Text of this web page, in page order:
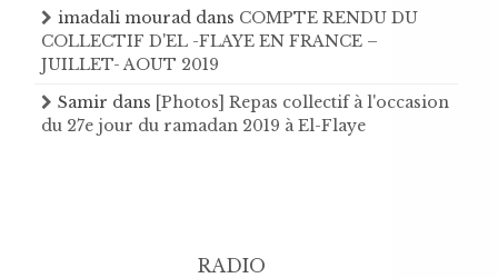
imadali mourad dans COMPTE RENDU DU
COLLECTIF D'EL -FLAYE EN FRANCE –
JUILLET- AOUT 2019
Samir dans [Photos] Repas collectif à l'occasion
du 27e jour du ramadan 2019 à El-Flaye
RADIO